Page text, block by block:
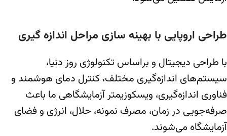
طراحی اروپایی با بهینه سازی مراحل اندازه گیری
با طراحی دیجیتال و براساس تکنولوژی روز دنیا،
سیستم‌های اندازه‌گیری مختلف، کنترل دمای هوشمند و
فناوری اندازه‌گیری، ویسکوزیمتر آزمایشگاهی ما باعث
صرفه‌جویی در زمان، مصرف نمونه، حلال، انرژی و فضای
آزمایشگاه می‌شوند.